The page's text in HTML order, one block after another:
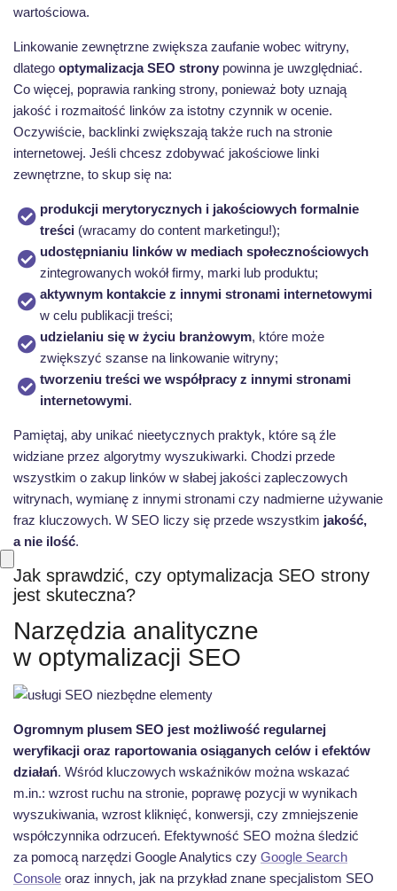
wartościowa.
Linkowanie zewnętrzne zwiększa zaufanie wobec witryny,
dlatego optymalizacja SEO strony powinna je uwzględniać.
Co więcej, poprawia ranking strony, ponieważ boty uznają
jakość i rozmaitość linków za istotny czynnik w ocenie.
Oczywiście, backlinki zwiększają także ruch na stronie
internetowej. Jeśli chcesz zdobywać jakościowe linki
zewnętrzne, to skup się na:
produkcji merytorycznych i jakościowych formalnie
treści (wracamy do content marketingu!);
udostępnianiu linków w mediach społecznościowych
zintegrowanych wokół firmy, marki lub produktu;
aktywnym kontakcie z innymi stronami internetowymi
w celu publikacji treści;
udzielaniu się w życiu branżowym, które może
zwiększyć szanse na linkowanie witryny;
tworzeniu treści we współpracy z innymi stronami
internetowymi.
Pamiętaj, aby unikać nieetycznych praktyk, które są źle
widziane przez algorytmy wyszukiwarki. Chodzi przede
wszystkim o zakup linków w słabej jakości zapleczowych
witrynach, wymianę z innymi stronami czy nadmierne używanie
fraz kluczowych. W SEO liczy się przede wszystkim jakość,
a nie ilość.
Jak sprawdzić, czy optymalizacja SEO strony
jest skuteczna?
Narzędzia analityczne
w optymalizacji SEO
Ogromnym plusem SEO jest możliwość regularnej
weryfikacji oraz raportowania osiąganych celów i efektów
działań. Wśród kluczowych wskaźników można wskazać
m.in.: wzrost ruchu na stronie, poprawę pozycji w wynikach
wyszukiwania, wzrost kliknięć, konwersji, czy zmniejszenie
współczynnika odrzuceń. Efektywność SEO można śledzić
za pomocą narzędzi Google Analytics czy Google Search
Console oraz innych, jak na przykład znane specjalistom SEO